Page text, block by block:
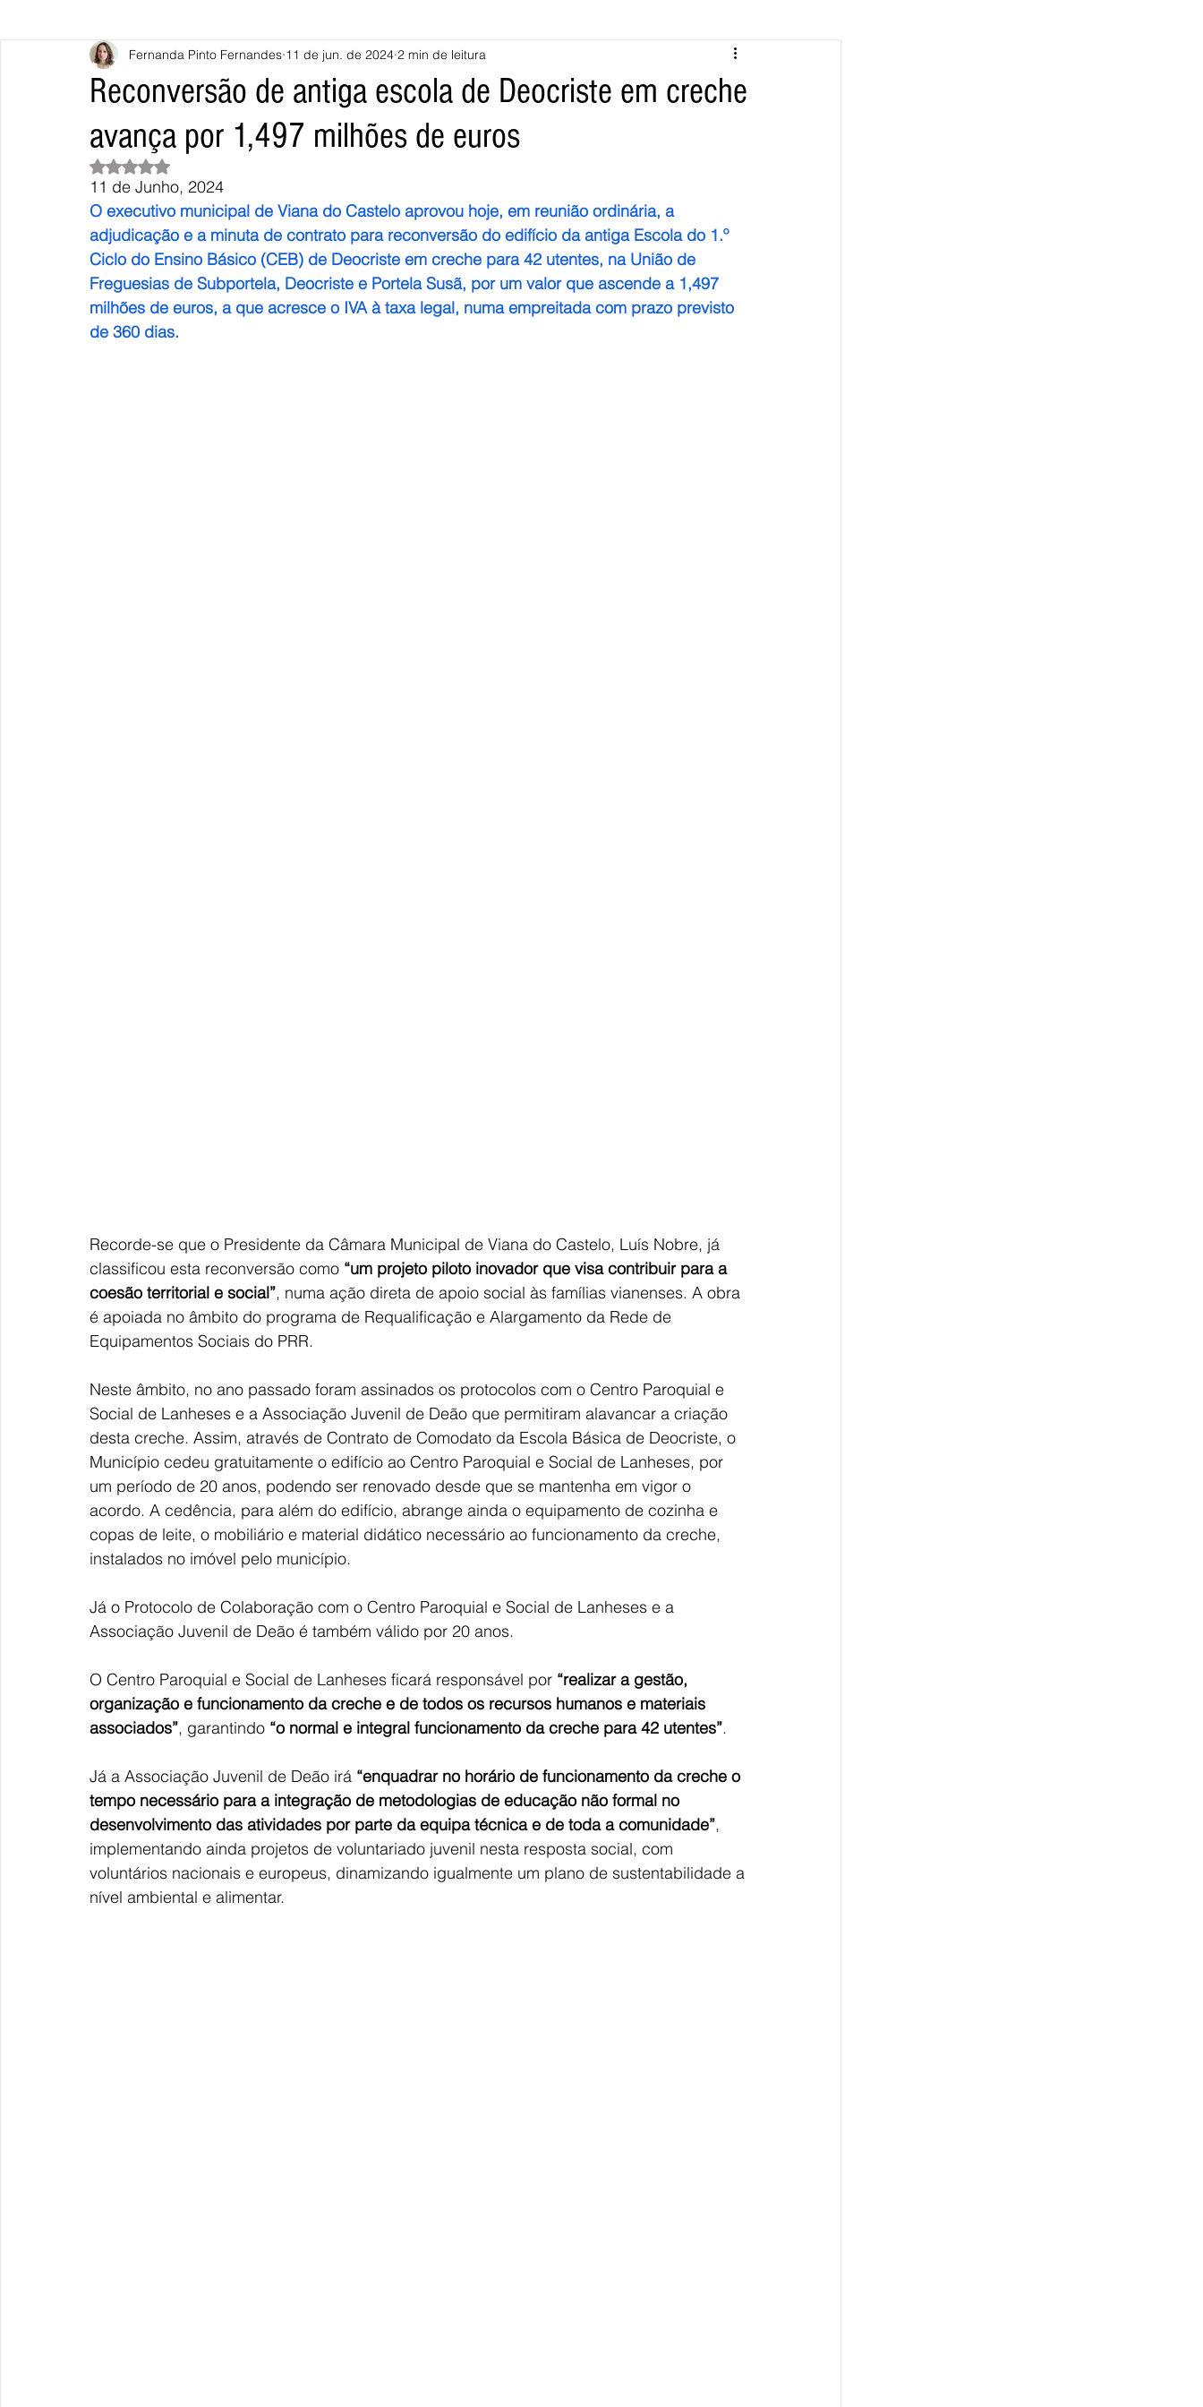
Vila Nova de Cerveira Monção Valença Melgaço
Terras de Bouro Póvoa de Lanhoso Vieira do Minho Vila Verde Braga
Reconversão de antiga escola de Deocriste em creche
avança por 1,497 milhões de euros
Fernanda Pinto Fernandes 11 de jun. de 2024 2 min de leitura
Avaliado com NaN de 5 estrelas.
11 de Junho, 2024
O executivo municipal de Viana do Castelo aprovou hoje, em reunião ordinária, a
adjudicação e a minuta de contrato para reconversão do edifício da antiga Escola do 1.º
Ciclo do Ensino Básico (CEB) de Deocriste em creche para 42 utentes, na União de
Freguesias de Subportela, Deocriste e Portela Susã, por um valor que ascende a 1,497
milhões de euros, a que acresce o IVA à taxa legal, numa empreitada com prazo previsto
de 360 dias.
Recorde-se que o Presidente da Câmara Municipal de Viana do Castelo, Luís Nobre, já
classificou esta reconversão como “um projeto piloto inovador que visa contribuir para a
coesão territorial e social”, numa ação direta de apoio social às famílias vianenses. A obra
é apoiada no âmbito do programa de Requalificação e Alargamento da Rede de
Equipamentos Sociais do PRR.
Neste âmbito, no ano passado foram assinados os protocolos com o Centro Paroquial e
Social de Lanheses e a Associação Juvenil de Deão que permitiram alavancar a criação
desta creche. Assim, através de Contrato de Comodato da Escola Básica de Deocriste, o
Município cedeu gratuitamente o edifício ao Centro Paroquial e Social de Lanheses, por
um período de 20 anos, podendo ser renovado desde que se mantenha em vigor o
acordo. A cedência, para além do edifício, abrange ainda o equipamento de cozinha e
copas de leite, o mobiliário e material didático necessário ao funcionamento da creche,
instalados no imóvel pelo município.
Já o Protocolo de Colaboração com o Centro Paroquial e Social de Lanheses e a
Associação Juvenil de Deão é também válido por 20 anos.
O Centro Paroquial e Social de Lanheses ficará responsável por “realizar a gestão,
organização e funcionamento da creche e de todos os recursos humanos e materiais
associados”, garantindo “o normal e integral funcionamento da creche para 42 utentes”.
Já a Associação Juvenil de Deão irá “enquadrar no horário de funcionamento da creche o
tempo necessário para a integração de metodologias de educação não formal no
desenvolvimento das atividades por parte da equipa técnica e de toda a comunidade”,
implementando ainda projetos de voluntariado juvenil nesta resposta social, com
voluntários nacionais e europeus, dinamizando igualmente um plano de sustentabilidade a
nível ambiental e alimentar.